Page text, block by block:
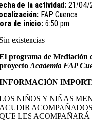
de la actividad:21/04/
FAP Cuenca
de inicio:6:50 pm
Sin existencias
El programa de Mediación
proyectoAcademia FAP
INFORMACIÓN
LOS NIÑOS Y NIÑAS
ACUDIR
QUE LES